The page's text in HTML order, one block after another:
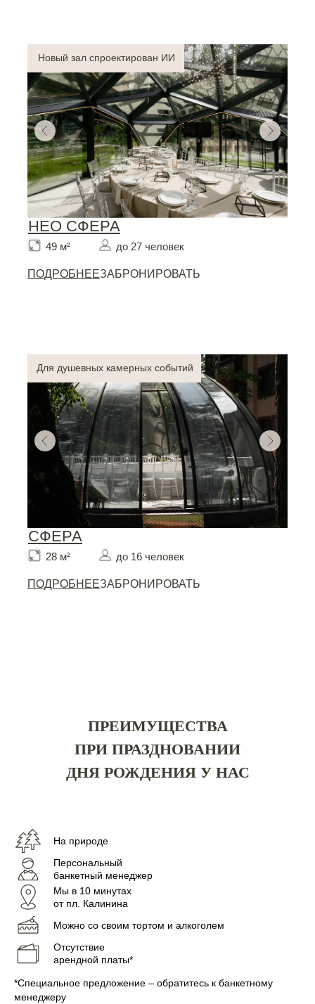
до 27 человек
49 м²
НЕО СФЕРА
ПОДРОБНЕЕЗАБРОНИРОВАТЬ
Новый зал спроектирован ИИ
до 16 человек
28 м²
СФЕРА
ПОДРОБНЕЕЗАБРОНИРОВАТЬ
Для душевных камерных событий
ПРЕИМУЩЕСТВА
ПРИ ПРАЗДНОВАНИИ
ДНЯ РОЖДЕНИЯ У НАС
На природе
Персональный
банкетный менеджер
Мы в 10 минутах
от пл. Калинина
Можно со своим тортом и алкоголем
Отсутствие
арендной платы*
*Специальное предложение – обратитесь к банкетному
менеджеру